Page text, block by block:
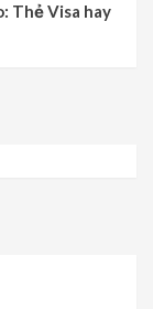
Thẻ Visa hay